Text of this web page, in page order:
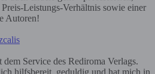
Leistungs-Verhältnis sowie einer
Autoren!
Service des Rediroma Verlags.